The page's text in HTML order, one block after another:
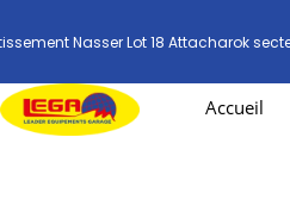
Nasser Lot 18 Attacharok
Accueil